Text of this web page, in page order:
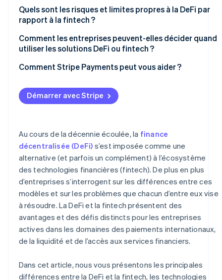
Stripe Sessions 2026
Découvrez comment Stripe construit l’infrastructure
Quels sont les risques et limites propres à la DeFi par
rapport à la fintech ?
Risques et limites de la DeFi
Comment les entreprises peuvent-elles décider quand
utiliser les solutions DeFi ou fintech ?
Commencez par les exigences réglementaires
Tenez compte du niveau de confort de vos clients
Définissez une stratégie à long terme
Comment Stripe Payments peut vous aider ?
Démarrer avec Stripe
Au cours de la décennie écoulée, la finance
décentralisée (DeFi) s’est imposée comme une
alternative (et parfois un complément) à l’écosystème
des technologies financières (fintech). De plus en plus
d’entreprises s’interrogent sur les différences entre ces
modèles et sur les problèmes que chacun d’entre eux vise
à résoudre. La DeFi et la fintech présentent des
avantages et des défis distincts pour les entreprises
actives dans les domaines des paiements internationaux,
de la liquidité et de l’accès aux services financiers.
Dans cet article, nous vous présentons les principales
différences entre la DeFi et la fintech, les technologies